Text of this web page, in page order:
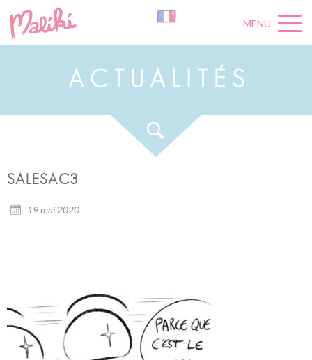
MENU
A C U A L É S
SALESAC3
19 mai 2020